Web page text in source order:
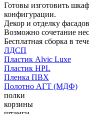
Готовы изготовить
конфигурации.
Декор и отделку
Возможно сочетание
Бесплатная сборка в
ЛДСП
Пластик Alvic Luxe
Пластик HPL
Пленка ПВХ
Полотно АГТ (МДФ)
полки
корзины